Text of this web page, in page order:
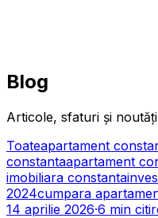
Blog
Articole, sfaturi și
Toateapartament
constantaapartament
imobiliara constanta
2024cumpara
14 aprilie 2026·6 min